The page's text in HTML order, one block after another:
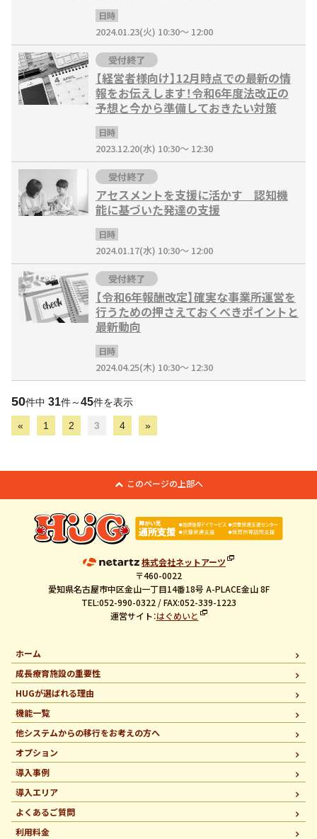
日時
2024.01.23(火) 10:30～ 12:00
受付終了
【経営者様向け】12月時点での最新の情
報をお伝えします！令和6年度法改正の
予想と今から準備しておきたい対策
日時
2023.12.20(水) 10:30～ 12:30
受付終了
アセスメントを支援に活かす 認知機
能に基づいた発達の支援
日時
2024.01.17(水) 10:30～ 12:00
受付終了
【令和6年報酬改定】確実な事業所運営を
行うための押さえておくべきポイントと
最新動向
日時
2024.04.25(木) 10:30～ 12:30
50件中 31件～45件を表示
« 1 2 3 4 »
このページの上部へ
株式会社ネットアーツ
〒460-0022
愛知県名古屋市中区金山一丁目14番18号 A-PLACE金山 8F
TEL:052-990-0322 / FAX:052-339-1223
運営サイト：はぐめいと
ホーム
成長療育施設の重要性
HUGが選ばれる理由
機能一覧
他システムからの移行をお考えの方へ
オプション
導入事例
導入エリア
よくあるご質問
利用料金